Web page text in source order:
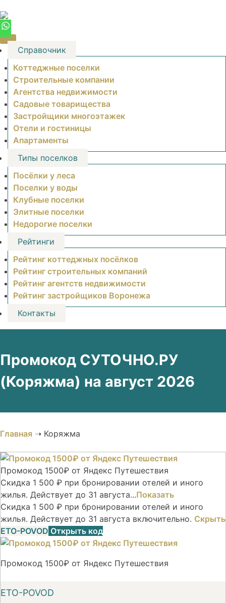
to
content
Справочник
Коттеджные поселки
Строительные компании
Агентства недвижимости
Садовые товарищества
Застройщики многоэтажек
Отели и гостиницы
Апартаменты
Типы поселков
Посёлки у леса
Поселки у воды
Клубные поселки
Элитные поселки
Недорогие поселки
Рейтинги
Рейтинг коттеджных посёлков
Рейтинг строительных компаний
Рейтинг агентств недвижимости
Рейтинг застройщиков Воронежа
Контакты
Промокод СУТОЧНО.РУ
(Коряжма) на август 2026
Главная ➝ Коряжма
Промокод 1500₽ от Яндекс Путешествия
Скидка 1 500 ₽ при бронировании отелей и иного
жилья. Действует до 31 августа...Показать
Скидка 1 500 ₽ при бронировании отелей и иного
жилья. Действует до 31 августа включительно. Скрыть
ETO-POVOD Открыть код
Промокод 1500₽ от Яндекс Путешествия
ETO-POVOD